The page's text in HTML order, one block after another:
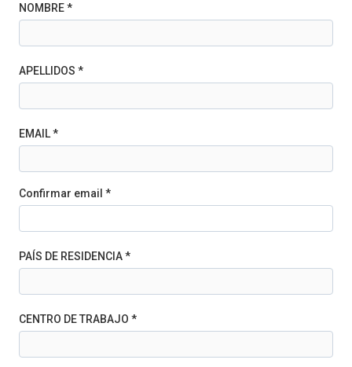
NOMBRE *
APELLIDOS *
EMAIL *
Confirmar email *
PAÍS DE RESIDENCIA *
CENTRO DE TRABAJO *